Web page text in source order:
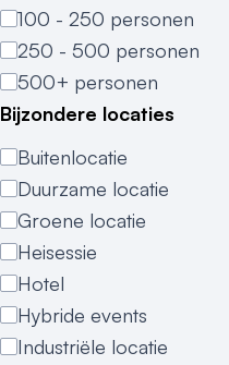
100 - 250 personen
250 - 500 personen
500+ personen
Bijzondere locaties
Buitenlocatie
Duurzame locatie
Groene locatie
Heisessie
Hotel
Hybride events
Industriële locatie